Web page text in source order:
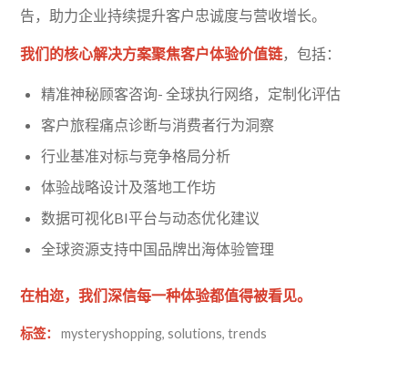
告，助力企业持续提升客户忠诚度与营收增长。
我们的核心解决方案聚焦客户体验价值链，包括：
精准神秘顾客咨询- 全球执行网络，定制化评估
客户旅程痛点诊断与消费者行为洞察
行业基准对标与竞争格局分析
体验战略设计及落地工作坊
数据可视化BI平台与动态优化建议
全球资源支持中国品牌出海体验管理
在柏迩，我们深信每一种体验都值得被看见。
标签： mysteryshopping,solutions,trends